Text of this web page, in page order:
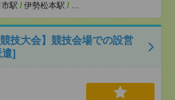
駅 / 伊勢松本駅 / …
技大会】競技会場での設営
]